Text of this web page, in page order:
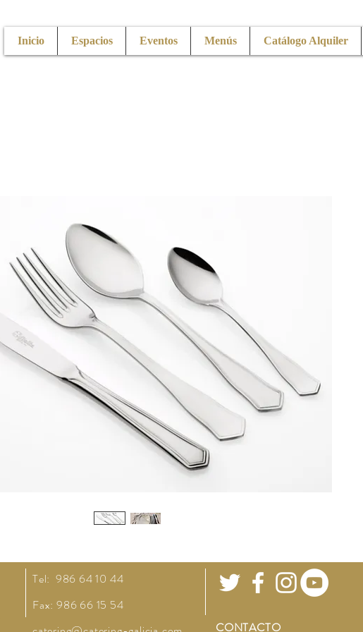
Inicio Espacios Eventos Menús Catálogo Alquiler
Tel: 986 64 10 44
Fax: 986 66 15 54
CONTACTO